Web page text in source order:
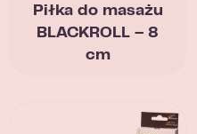
Piłka do masażu
BLACKROLL – 8
cm